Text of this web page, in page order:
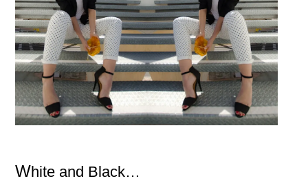
White and Black…